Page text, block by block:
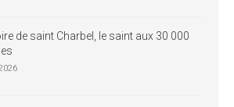
de saint Charbel, le saint aux 30 000